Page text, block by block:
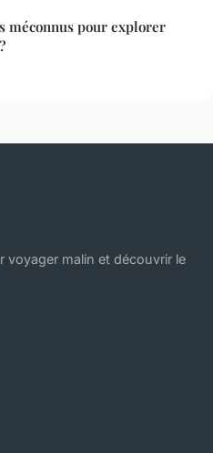
méconnus pour explorer
voyager malin et découvrir le